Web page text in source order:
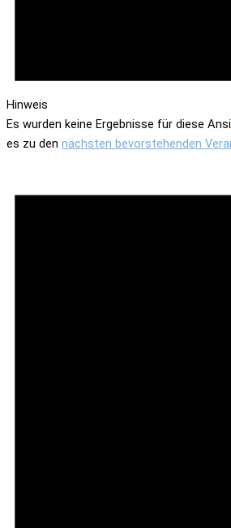
Hinweis
Es wurden keine Ergebnisse für diese
es zu den nächsten bevorstehenden